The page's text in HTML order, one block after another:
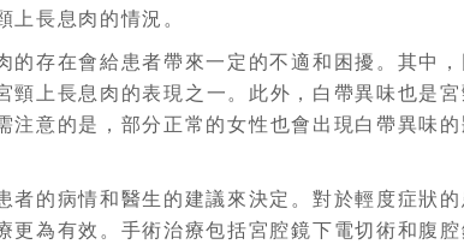
長息肉的情況。
存在會給患者帶來一定的不適和困擾。其中，
上長息肉的表現之一。此外，白帶異味也是宮
注意的是，部分正常的女性也會出現白帶異味的
的病情和醫生的建議來決定。對於輕度症狀的
為有效。手術治療包括宮腔鏡下電切術和腹腔